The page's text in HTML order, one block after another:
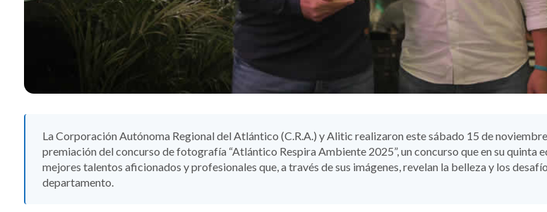
La Corporación Autónoma Regional del Atlántico (C.R.A.) y Alitic realizaron este sábado 15 de
premiación del concurso de fotografía “Atlántico Respira Ambiente 2025”, un concurso que en su quinta
mejores talentos aficionados y profesionales que, a través de sus imágenes, revelan la belleza y los
departamento.